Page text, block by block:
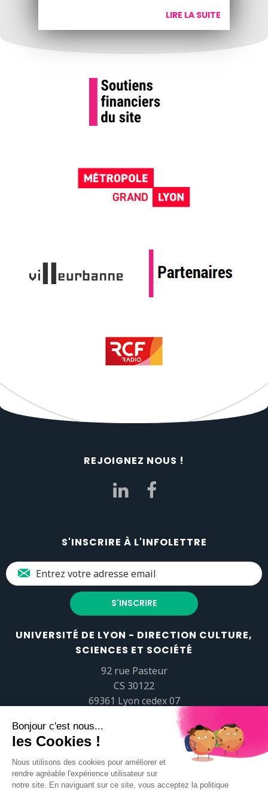
LIRE LA SUITE
REJOIGNEZ NOUS !
S'INSCRIRE À L'INFOLETTRE
UNIVERSITÉ DE LYON - DIRECTION CULTURE,
SCIENCES ET SOCIÉTÉ
92 rue Pasteur
CS 30122
69361 Lyon cedex 07
popsciences@universite-lyon.fr
Tél.+33 (0)4 37 37 82 01